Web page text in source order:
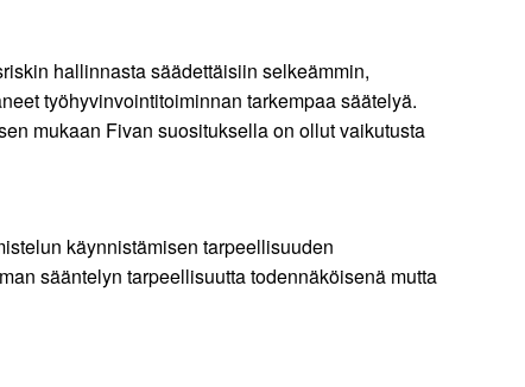
hallinnasta säädettäisiin selkeämmin,
työhyvinvointitoiminnan tarkempaa säätelyä.
mukaan Fivan suosituksella on ollut vaikutusta
käynnistämisen tarpeellisuuden
sääntelyn tarpeellisuutta todennäköisenä mutta